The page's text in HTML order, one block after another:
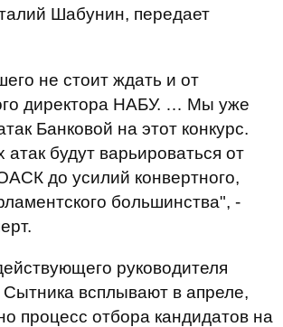
Шабунин, передает
не стоит ждать и от
директора НАБУ. … Мы уже
Банковой на этот конкурс.
атак будут варьироваться от
до усилий конвертного,
большинства", -
руководителя
всплывают в апреле,
процесс отбора кандидатов на